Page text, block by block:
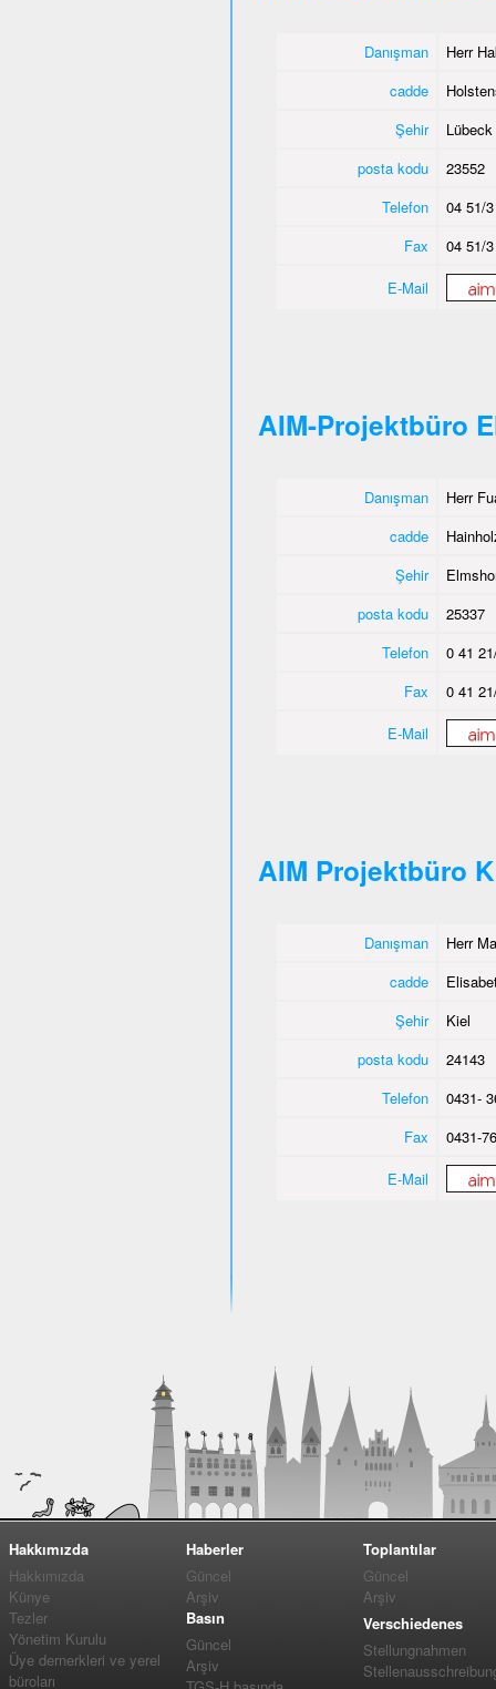
Danışman
Herr
cadde
Şehir
Lübeck
posta kodu
23552
Telefon
04 51/
Fax
04 51/
E-Mail
AIM-Projektbüro
Danışman
Herr
cadde
Şehir
posta kodu
25337
Telefon
0 41
Fax
0 41
E-Mail
AIM Projektbüro
Danışman
Herr
cadde
Şehir
Kiel
posta kodu
24143
Telefon
0431-
Fax
0431-
E-Mail
Hakkımızda
Hakkımızda
Künye
Tezler
Yönetim Kurulu
Üye dernerkleri ve yerel
büroları
Haberler
Güncel
Arşiv
Basın
Güncel
Arşiv
Toplantılar
Güncel
Arşiv
Verschiedenes
Stellungnahmen